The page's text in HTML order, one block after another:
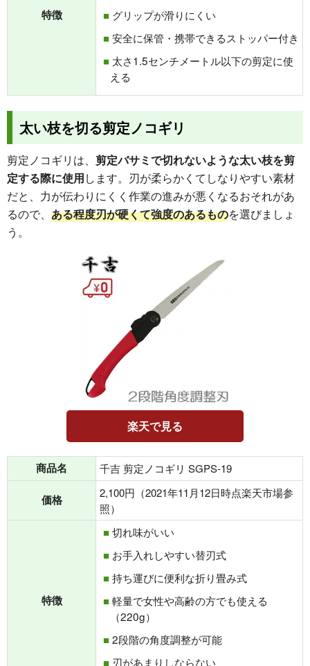
特徴
グリップが滑りにくい
安全に保管・携帯できるストッパー付き
太さ1.5センチメートル以下の剪定に使
える
太い枝を切る剪定ノコギリ
剪定ノコギリは、 剪定バサミで切れないような太い枝を剪
定する際に使用します。刃が柔らかくてしなりやすい素材
だと、力が伝わりにくく作業の進みが悪くなるおそれがあ
るので、 ある程度刃が硬くて強度のあるものを選びましょ
う。
楽天で見る
商品名 千吉 剪定ノコギリ SGPS-19
価格
2,100円（2021年11月12日時点楽天市場参
照）
特徴
切れ味がいい
お手入れしやすい替刃式
持ち運びに便利な折り畳み式
軽量で女性や高齢の方でも使える
（220g）
2段階の角度調整が可能
刃があまりしならない